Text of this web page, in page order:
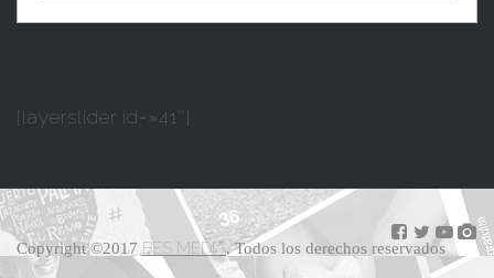
[layerslider id=»41″]
Copyright ©2017 BES MEDIA. Todos los derechos reservados